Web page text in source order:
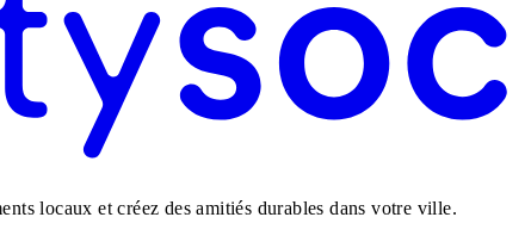
locaux et créez des amitiés durables dans votre ville.